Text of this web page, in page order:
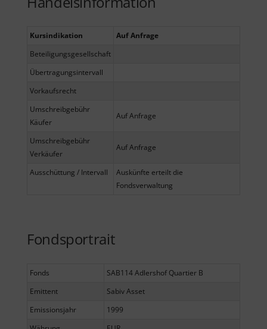
Kursindikation
Auf Anfrage
Beteiligungsgesellschaft
Übertragungsintervall
Vorkaufsrecht
Umschreibgebühr
Käufer
Auf Anfrage
Umschreibgebühr
Verkäufer
Auf Anfrage
Ausschüttung / Intervall
Auskünfte erteilt die
Fondsverwaltung
Fondsportrait
Fonds
SAB114 Adlershof Quartier B
Emittent
Sabiv Asset
Emissionsjahr
1999